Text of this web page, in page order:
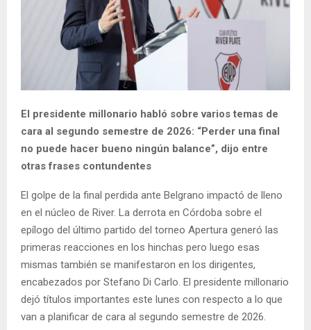
El presidente millonario habló sobre varios temas de
cara al segundo semestre de 2026: “Perder una final
no puede hacer bueno ningún balance”, dijo entre
otras frases contundentes
El golpe de la final perdida ante Belgrano impactó de lleno
en el núcleo de River. La derrota en Córdoba sobre el
epílogo del último partido del torneo Apertura generó las
primeras reacciones en los hinchas pero luego esas
mismas también se manifestaron en los dirigentes,
encabezados por Stefano Di Carlo. El presidente millonario
dejó títulos importantes este lunes con respecto a lo que
van a planificar de cara al segundo semestre de 2026.